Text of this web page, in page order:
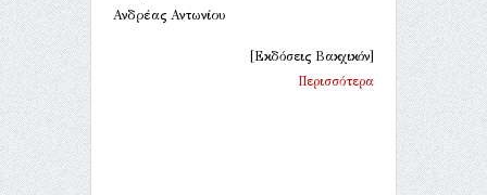
Ανδρέας Αντωνίου
[Εκδόσεις Βακχικόν]
Περισσότερα